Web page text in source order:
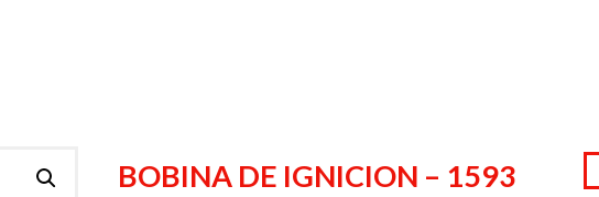
BOBINA DE IGNICION – 1593